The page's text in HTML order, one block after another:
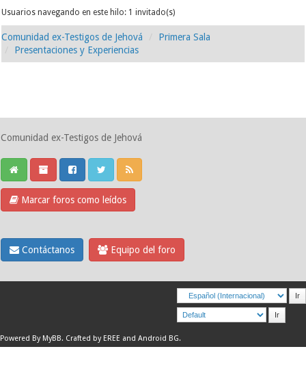
Usuarios navegando en este hilo: 1 invitado(s)
Comunidad ex-Testigos de Jehová
Primera Sala
Presentaciones y Experiencias
Comunidad ex-Testigos de Jehová
Marcar foros como leídos
Contáctanos Equipo del foro
Powered By MyBB. Crafted by EREE and Android BG.